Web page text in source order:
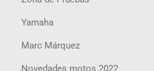
Yamaha
Marc Márquez
Novedades motos 2022